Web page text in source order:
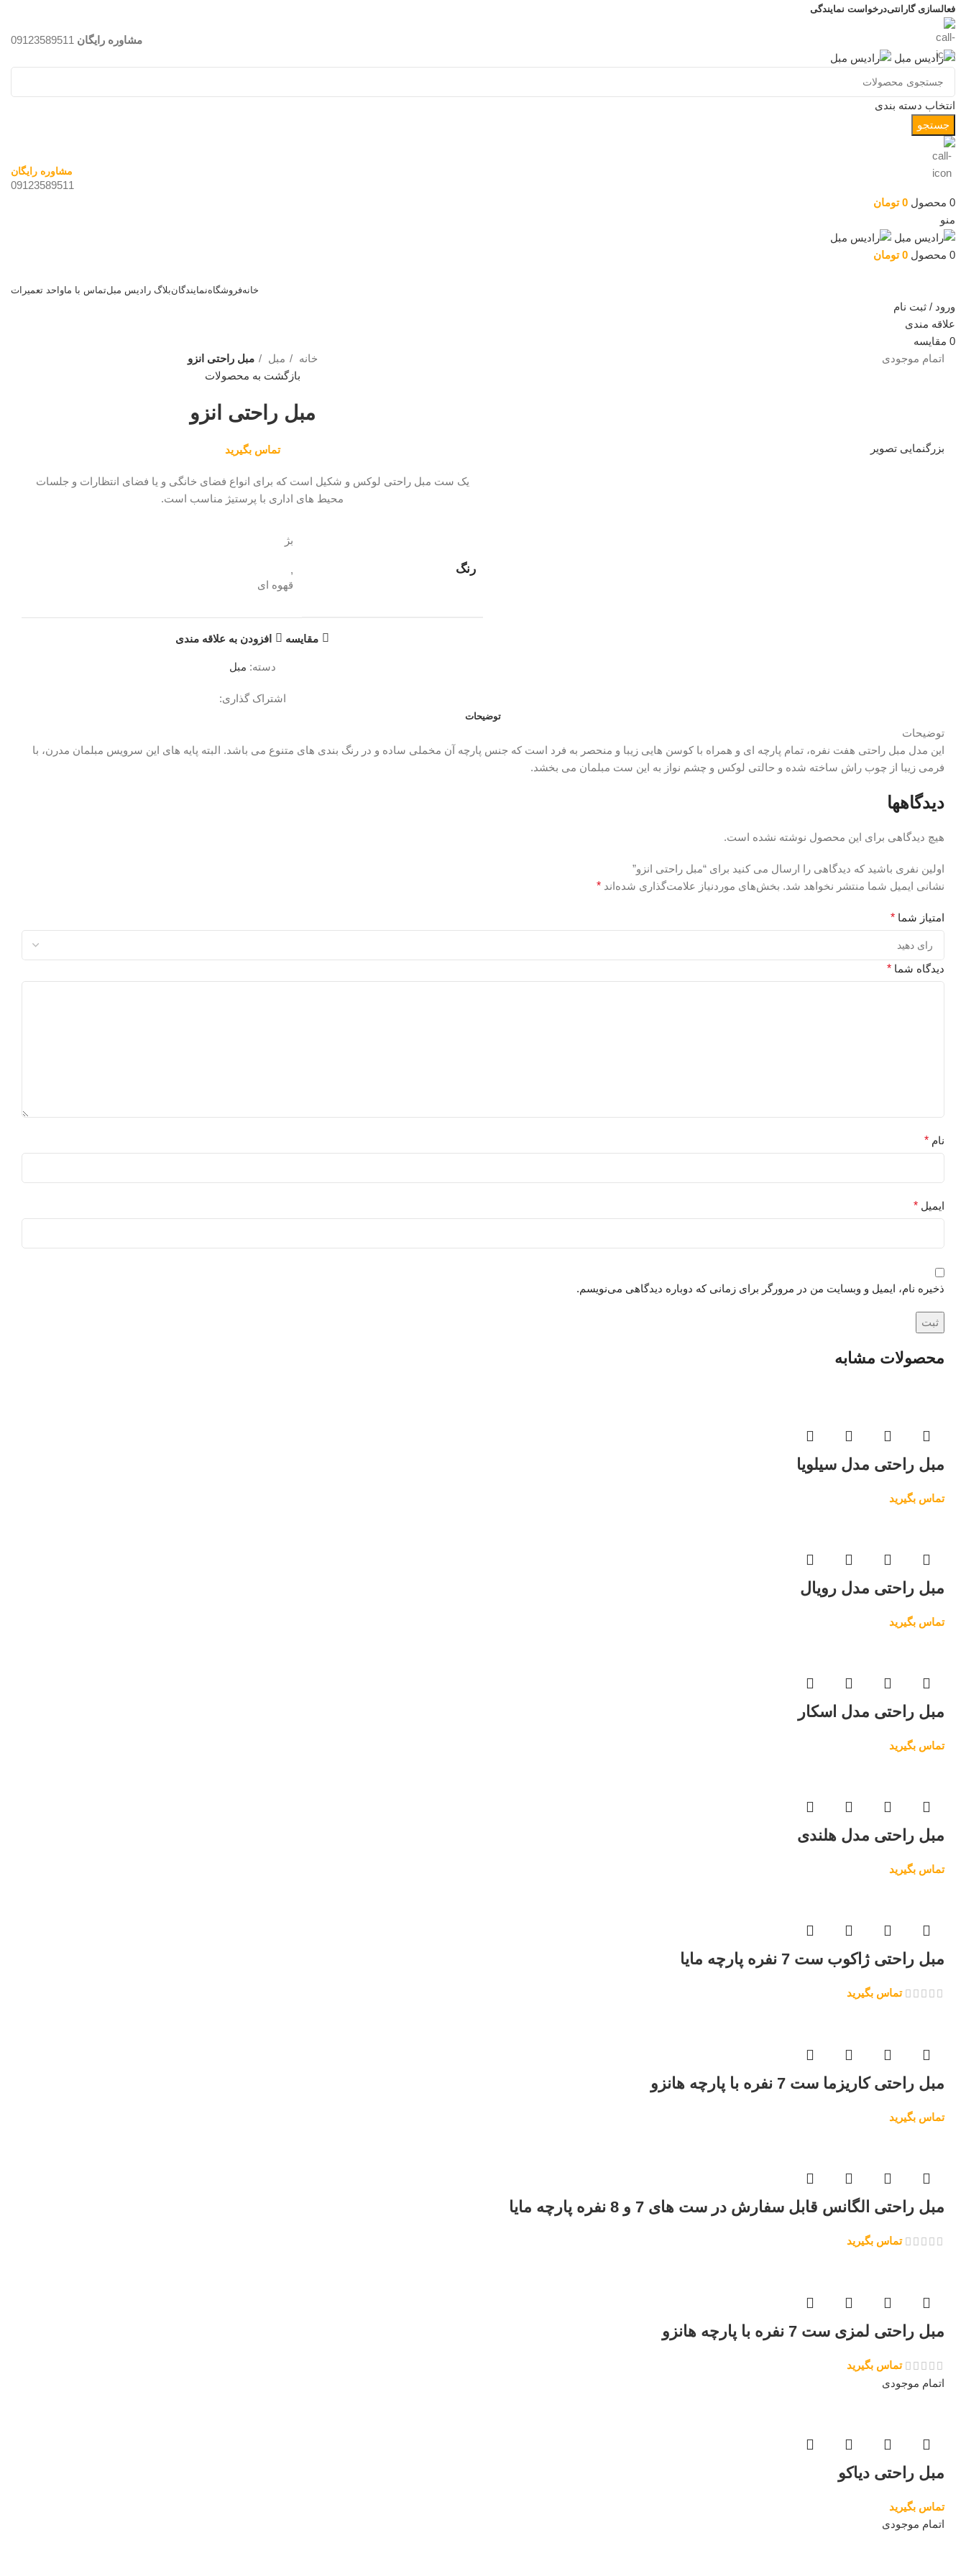
فعالسازی گارانتیدرخواست نمایندگی
مشاوره رایگان
انتخاب دسته بندی
جستجو
مشاوره رایگان
09123589511
0 محصول 0 تومان
منو
0 محصول 0 تومان
خانهفروشگاهنمایندگانبلاگ رادیس مبلتماس با ماواحد تعمیرات
ورود / ثبت نام
علاقه مندی
0 مقایسه
اتمام موجودی
بزرگنمایی تصویر
خانه مبل
مبل راحتی انزو
بازگشت به محصولات
مبل راحتی انزو
تماس بگیرید
یک ست مبل راحتی لوکس و شکیل است که برای انواع فضای خانگی و یا فضای انتظارات و جلسات
محیط های اداری با پرستیژ مناسب است.
رنگ
بژ
,
قهوه ای
مقایسه افزودن به علاقه مندی
دسته: مبل
اشتراک گذاری:
توضیحات
توضیحات
این مدل مبل راحتی هفت نفره، تمام پارچه ای و همراه با کوسن هایی زیبا و منحصر به فرد است که جنس پارچه آن مخملی ساده و در رنگ بندی های متنوع می باشد. البته پایه های این سرویس مبلمان مدرن، با
فرمی زیبا از چوب راش ساخته شده و حالتی لوکس و چشم نواز به این ست مبلمان می بخشد.
دیدگاهها
هیچ دیدگاهی برای این محصول نوشته نشده است.
اولین نفری باشید که دیدگاهی را ارسال می کنید برای “مبل راحتی انزو”
نشانی ایمیل شما منتشر نخواهد شد. بخش‌های موردنیاز علامت‌گذاری شده‌اند *
امتیاز شما *
دیدگاه شما *
نام *
ایمیل *
ذخیره نام، ایمیل و وبسایت من در مرورگر برای زمانی که دوباره دیدگاهی می‌نویسم.
محصولات مشابه
مبل راحتی مدل سیلویا
تماس بگیرید
مبل راحتی مدل رویال
تماس بگیرید
مبل راحتی مدل اسکار
تماس بگیرید
مبل راحتی مدل هلندی
تماس بگیرید
مبل راحتی ژاکوب ست 7 نفره پارچه مایا
تماس بگیرید
مبل راحتی کاریزما ست 7 نفره با پارچه هانزو
تماس بگیرید
مبل راحتی الگانس قابل سفارش در ست های 7 و 8 نفره پارچه مایا
تماس بگیرید
مبل راحتی لمزی ست 7 نفره با پارچه هانزو
تماس بگیرید
اتمام موجودی
مبل راحتی دیاکو
تماس بگیرید
اتمام موجودی